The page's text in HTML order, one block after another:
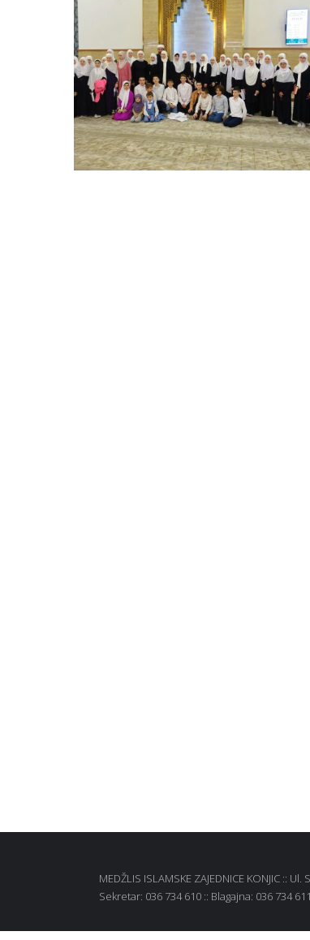
MEDŽLIS ISLAMSKE ZAJEDNICE KONJIC ::
Sekretar: 036 734 610 :: Blagajna: 036 734